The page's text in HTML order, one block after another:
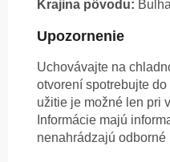
Krajina pôvodu:
Upozornenie
Uchovávajte na
otvorení spotrebujte
užitie je možné len pri
Informácie majú
nenahrádzajú